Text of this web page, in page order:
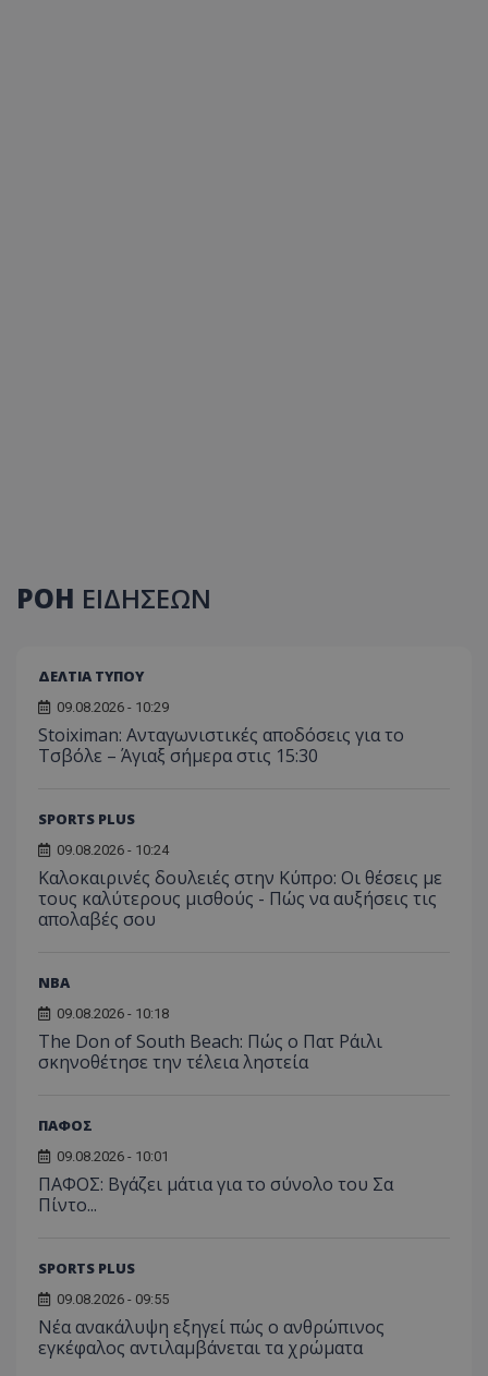
ΡΟΗ ΕΙΔΗΣΕΩΝ
ΔΕΛΤΙΑ ΤΥΠΟΥ
09.08.2026 - 10:29
Stoiximan: Ανταγωνιστικές αποδόσεις για το
Τσβόλε – Άγιαξ σήμερα στις 15:30
SPORTS PLUS
09.08.2026 - 10:24
Καλοκαιρινές δουλειές στην Κύπρο: Οι θέσεις με
τους καλύτερους μισθούς - Πώς να αυξήσεις τις
απολαβές σου
NBA
09.08.2026 - 10:18
The Don of South Beach: Πώς ο Πατ Ράιλι
σκηνοθέτησε την τέλεια ληστεία
ΠΑΦΟΣ
09.08.2026 - 10:01
ΠΑΦΟΣ: Βγάζει μάτια για το σύνολο του Σα
Πίντο...
SPORTS PLUS
09.08.2026 - 09:55
Νέα ανακάλυψη εξηγεί πώς ο ανθρώπινος
εγκέφαλος αντιλαμβάνεται τα χρώματα